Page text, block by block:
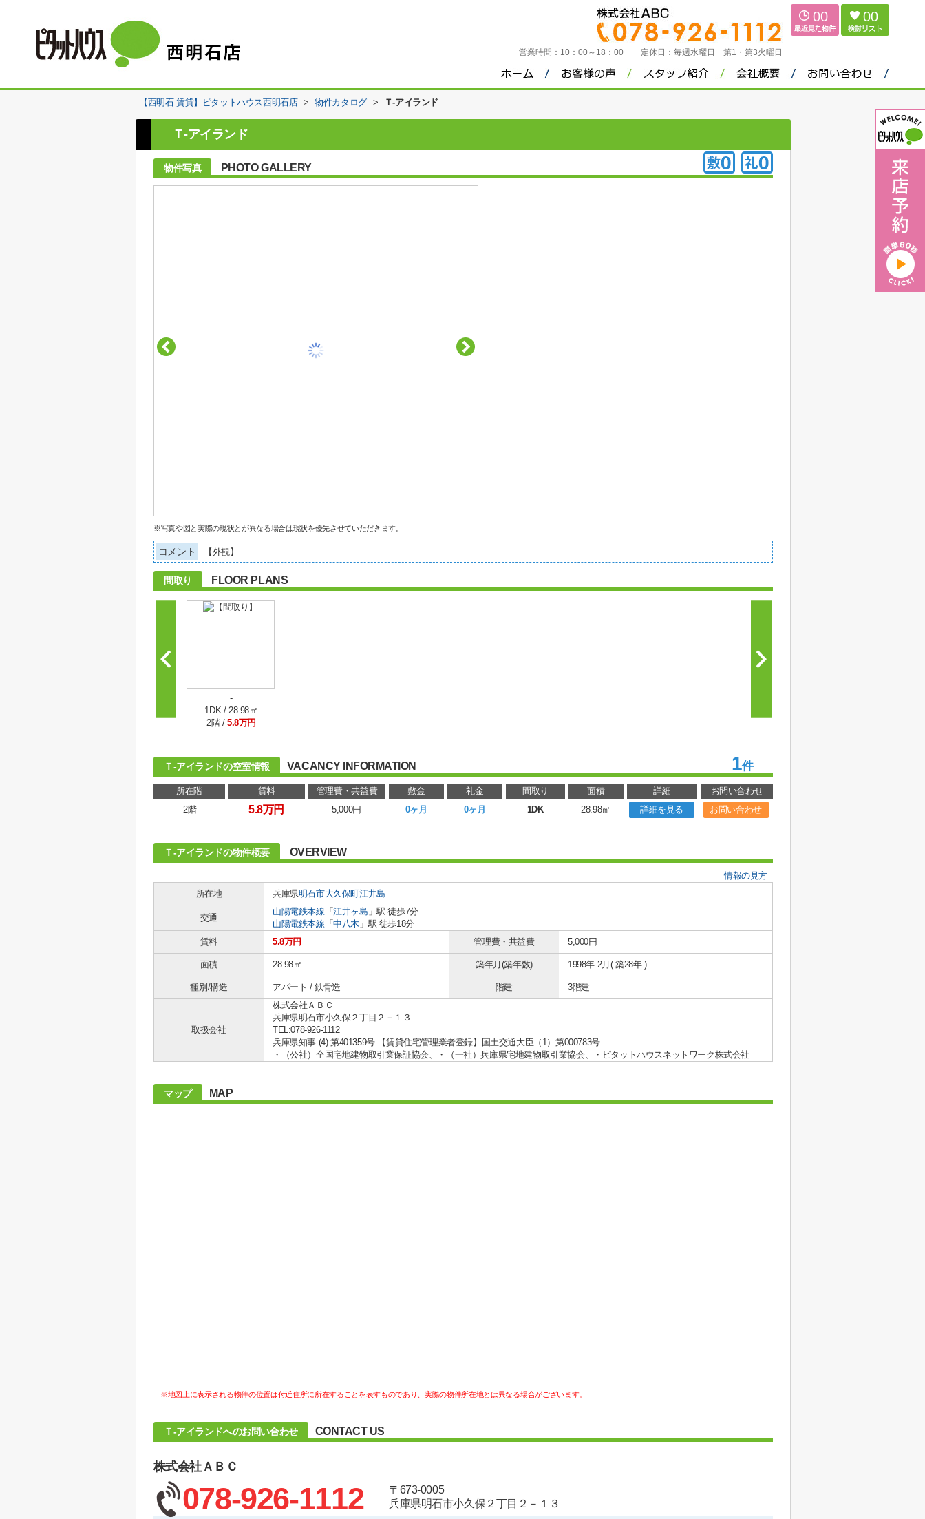
営業時間： 10：00～18：00 定休日： 毎週水曜日 第1・第3火曜日
00 00
【西明石 賃貸】ピタットハウス西明石店 > 物件カタログ > Ｔ-アイランド
Ｔ-アイランド
物件写真 PHOTO GALLERY
※写真や図と実際の現状とが異なる場合は現状を優先させていただきます。
コメント 【外観】
間取り FLOOR PLANS
-
1DK / 28.98㎡
2階 / 5.8万円
Ｔ-アイランドの空室情報 VACANCY INFORMATION 1件
所在階 賃料 管理費・共益費 敷金 礼金 間取り 面積 詳細
お問い合わせ
2階
5.8万円 5,000円 0ヶ月 0ヶ月 1DK 28.98㎡ 詳細を見る お問い合わせ
Ｔ-アイランドの物件概要 OVERVIEW
情報の見方
所在地
兵庫県明石市大久保町江井島
交通
山陽電鉄本線 「江井ヶ島 」駅 徒歩7分
山陽電鉄本線 「中八木 」駅 徒歩18分
賃料
5.8万円 管理費・共益費 5,000円
面積 28.98㎡ 築年月(築年数) 1998年 2月( 築28年 )
種別/構造 アパート / 鉄骨造 階建 3階建
取扱会社
株式会社ＡＢＣ
兵庫県明石市小久保２丁目２－１３
TEL:078-926-1112
兵庫県知事 (4) 第401359号 【賃貸住宅管理業者登録】国土交通大臣（1）第000783号
・（公社）全国宅地建物取引業保証協会、・（一社）兵庫県宅地建物取引業協会、・ピタットハウスネットワーク株式会社
マップ MAP
※地図上に表示される物件の位置は付近住所に所在することを表すものであり、実際の物件所在地とは異なる場合がございます。
Ｔ-アイランドへのお問い合わせ CONTACT US
株式会社ＡＢＣ
078-926-1112
〒673-0005
兵庫県明石市小久保２丁目２－１３